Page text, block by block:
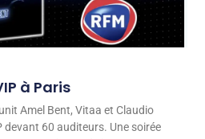
à Paris
Amel Bent, Vitaa et Claudio
devant 60 auditeurs. Une soirée